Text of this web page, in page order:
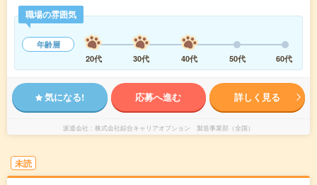
職場の雰囲気
年齢層
20代
30代 40代 50代 60代
気になる! 応募へ進む 詳しく見る
派遣会社 株式会社綜合キャリアオプション 製造事業部（全国）
未読